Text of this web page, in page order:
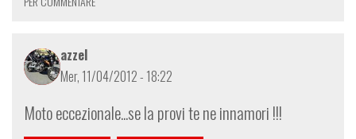
azzel
Mer, 11/04/2012 - 18:22
Moto eccezionale...se la provi te ne innamori !!!